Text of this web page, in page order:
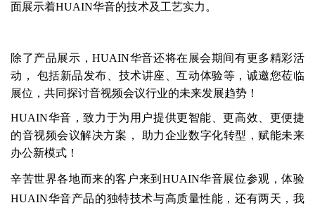
面展示着HUAIN华音的技术及工艺实力。
除了产品展示，HUAIN华音还将在展会期间有更多精彩活
动， 包括新品发布、技术讲座、互动体验等，诚邀您莅临
展位，共同探讨音视频会议行业的未来发展趋势！
HUAIN华音，致力于为用户提供更智能、更高效、更便捷
的音视频会议解决方案， 助力企业数字化转型，赋能未来
办公新模式！
辛苦世界各地而来的客户来到HUAIN华音展位参观，体验
HUAIN华音产品的独特技术与高质量性能，还有两天，我